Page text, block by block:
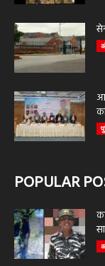
POPULAR